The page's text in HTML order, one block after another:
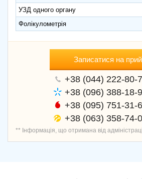
УЗД одного органу
Фолікулометрія
Записатися на
+38 (044) 222-80-
+38 (096) 388-18-
+38 (095) 751-31-
+38 (063) 358-74-